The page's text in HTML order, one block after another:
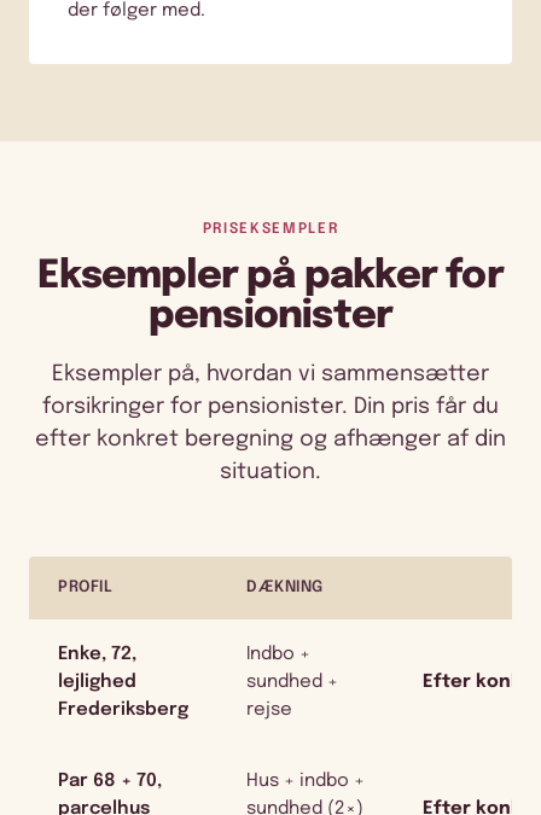
der følger med.
PRISEKSEMPLER
Eksempler på pakker for
pensionister
Eksempler på, hvordan vi sammensætter
forsikringer for pensionister. Din pris får du
efter konkret beregning og afhænger af din
situation.
PROFIL DÆKNING
Enke, 72,
lejlighed
Frederiksberg
Indbo +
sundhed +
rejse
Efter
Par 68 + 70,
parcelhus
Hus + indbo +
sundhed (2×)
Efter